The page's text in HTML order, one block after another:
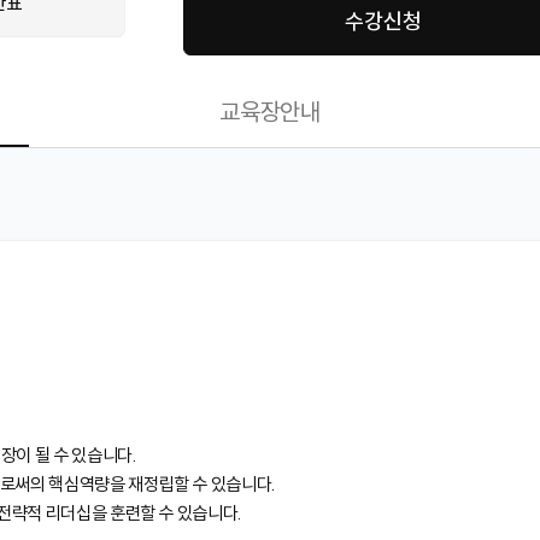
수강신청
교육장안내
이 될 수 있습니다.
써의 핵심역량을 재정립할 수 있습니다.
략적 리더십을 훈련할 수 있습니다.